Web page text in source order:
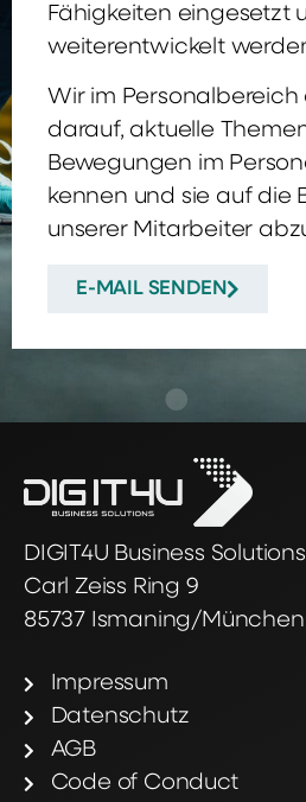
Fähigkeiten eingesetzt
weiterentwickelt
Wir im
darauf, aktuelle
Bewegungen im
kennen und sie auf die
unserer Mitarbeiter
E-MAIL SENDEN
DIGIT4U Business
Carl Zeiss Ring 9
85737 Ismaning/München
Impressum
Datenschutz
AGB
Code of Conduct